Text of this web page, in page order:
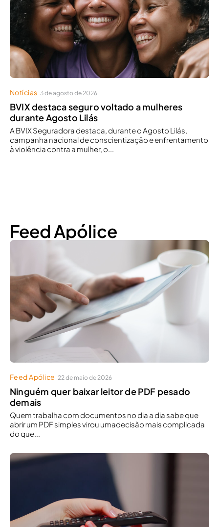
Notícias 3 de agosto de 2026
BVIX destaca seguro voltado a mulheres
durante Agosto Lilás
A BVIX Seguradora destaca, durante o Agosto Lilás,
campanha nacional de conscientização e enfrentamento
à violência contra a mulher, o...
Feed Apólice
Feed Apólice 22 de maio de 2026
Ninguém quer baixar leitor de PDF pesado
demais
Quem trabalha com documentos no dia a dia sabe que
abrir um PDF simples virou umadecisão mais complicada
do que...